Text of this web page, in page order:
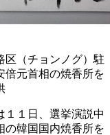
区（チョンノグ）駐
倍元首相の焼香所を
１１日、選挙演説中
の韓国国内焼香所を